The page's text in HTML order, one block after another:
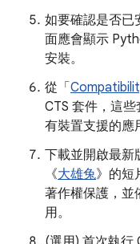
如要確認是否已
面應會顯示
安裝。
從「
CTS 套件，這
有裝置支援的應
下載並開啟最新
《大雄兔》的短
著作權保護，並
用。